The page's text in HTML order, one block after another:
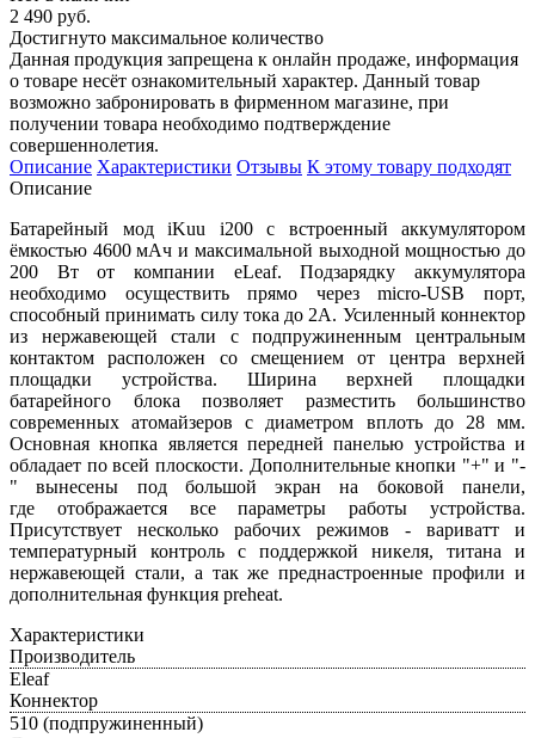
2 490 руб.
Достигнуто максимальное количество
Данная продукция запрещена к онлайн продаже, информация
о товаре несёт ознакомительный характер. Данный товар
возможно забронировать в фирменном магазине, при
получении товара необходимо подтверждение
совершеннолетия.
Описание Характеристики Отзывы К этому товару подходят
Описание
Батарейный мод iKuu i200 с встроенный аккумулятором
ёмкостью 4600 мАч и максимальной выходной мощностью до
200 Вт от компании eLeaf. Подзарядку аккумулятора
необходимо осуществить прямо через micro-USB порт,
способный принимать силу тока до 2А. Усиленный коннектор
из нержавеющей стали с подпружиненным центральным
контактом расположен со смещением от центра верхней
площадки устройства. Ширина верхней площадки
батарейного блока позволяет разместить большинство
современных атомайзеров с диаметром вплоть до 28 мм.
Основная кнопка является передней панелью устройства и
обладает по всей плоскости. Дополнительные кнопки "+" и "-
" вынесены под большой экран на боковой панели,
где отображается все параметры работы устройства.
Присутствует несколько рабочих режимов - вариватт и
температурный контроль с поддержкой никеля, титана и
нержавеющей стали, а так же преднастроенные профили и
дополнительная функция preheat.
Характеристики
Производитель
Eleaf
Коннектор
510 (подпружиненный)